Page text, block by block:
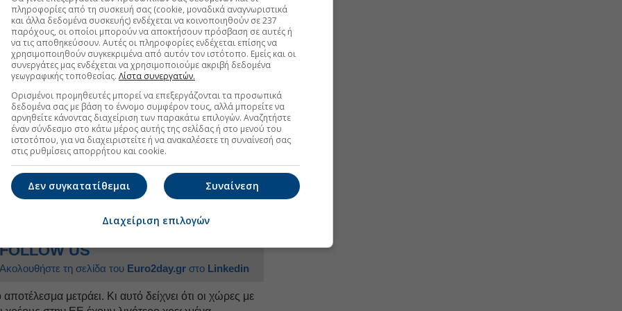
βαθμό τις κάνουλες, αυστηροποιώντας τα
μείωσης του διαθέσιμου εισοδήματος των
που δεν επέτρεπε ανοίγματα καθώς οι μνήμες της
απέφευγαν να πάρουν νέο δάνειο,
τους. Μερικοί ισχυρίζονται ότι οι δείκτες
ή προς το διαθέσιμο εισόδημα υποχωρούν επίσης
χρέους τους διαγράφτηκε ή
με αποτέλεσμα να μην εμφανίζεται.
στοGoogle Discover!
εξελίξεις με την υπογραφη εγκυρότητας του Euro2day.gr
FOLLOW US
Ακολουθήστε τη σελίδα του Euro2day.gr στο Linkedin
αποτέλεσμα μετράει. Κι αυτό δείχνει ότι οι χώρες με
πληροφορίες από τη συσκευή σας (cookie, μοναδικά αναγνωριστικά
και άλλα δεδομένα συσκευής) ενδέχεται να κοινοποιηθούν σε 237
παρόχους, οι οποίοι μπορούν να αποκτήσουν πρόσβαση σε αυτές ή
να τις αποθηκεύσουν. Αυτές οι πληροφορίες ενδέχεται επίσης να
χρησιμοποιηθούν συγκεκριμένα από αυτόν τον ιστότοπο. Εμείς και οι
συνεργάτες μας ενδέχεται να χρησιμοποιούμε ακριβή δεδομένα
γεωγραφικής τοποθεσίας. Λίστα συνεργατών.
Ορισμένοι προμηθευτές μπορεί να επεξεργάζονται τα προσωπικά
δεδομένα σας με βάση το έννομο συμφέρον τους, αλλά μπορείτε να
αρνηθείτε κάνοντας διαχείριση των παρακάτω επιλογών. Αναζητήστε
έναν σύνδεσμο στο κάτω μέρος αυτής της σελίδας ή στο μενού του
ιστοτόπου, για να διαχειριστείτε ή να ανακαλέσετε τη συναίνεσή σας
στις ρυθμίσεις απορρήτου και cookie.
Συναίνεση
Δεν συγκατατίθεμαι
Διαχείριση επιλογών